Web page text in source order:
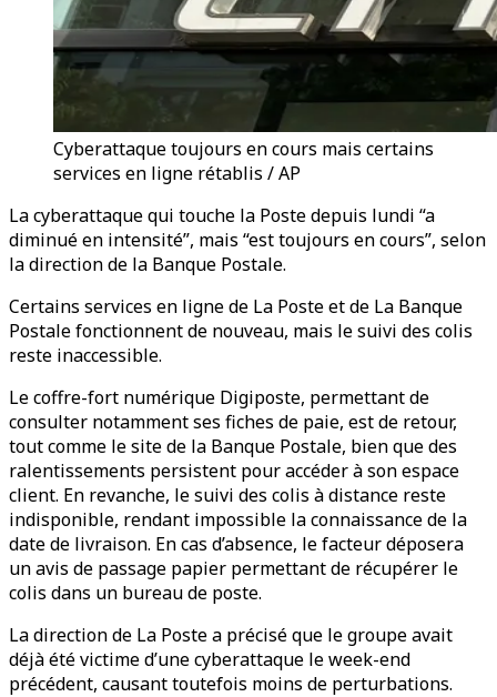
Cyberattaque toujours en cours mais certains
services en ligne rétablis / AP
La cyberattaque qui touche la Poste depuis lundi “a
diminué en intensité”, mais “est toujours en cours”, selon
la direction de la Banque Postale.
Certains services en ligne de La Poste et de La Banque
Postale fonctionnent de nouveau, mais le suivi des colis
reste inaccessible.
Le coffre-fort numérique Digiposte, permettant de
consulter notamment ses fiches de paie, est de retour,
tout comme le site de la Banque Postale, bien que des
ralentissements persistent pour accéder à son espace
client. En revanche, le suivi des colis à distance reste
indisponible, rendant impossible la connaissance de la
date de livraison. En cas d’absence, le facteur déposera
un avis de passage papier permettant de récupérer le
colis dans un bureau de poste.
La direction de La Poste a précisé que le groupe avait
déjà été victime d’une cyberattaque le week-end
précédent, causant toutefois moins de perturbations.